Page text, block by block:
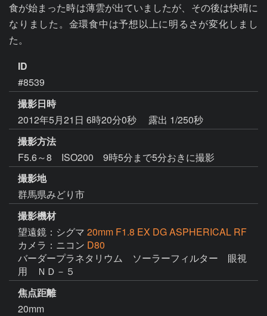
食が始まった時は薄雲が出ていましたが、その後は快晴に
なりました。金環食中は予想以上に明るさが変化しまし
た。
ID
#8539
撮影日時
2012年5月21日 6時20分0秒
露出 1/250秒
撮影方法
F5.6～8 ISO200 9時5分まで5分おきに撮影
撮影地
群馬県みどり市
撮影機材
望遠鏡：シグマ 20mm F1.8 EX DG ASPHERICAL RF
カメラ：ニコン D80
バーダープラネタリウム　ソーラーフィルター　眼視
用　ＮＤ－５
焦点距離
20mm